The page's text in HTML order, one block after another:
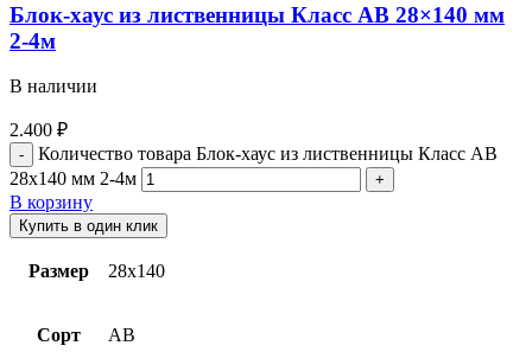
Блок-хаус из лиственницы Класс АВ 28×140 мм
2-4м
В наличии
2.400 ₽
Количество товара Блок-хаус из лиственницы Класс АВ
28x140 мм 2-4м
В корзину
Купить в один клик
Размер 28х140
Сорт АВ